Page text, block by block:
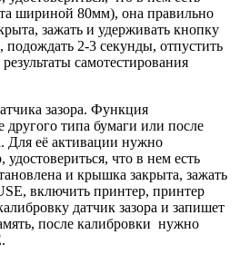
шириной 80мм), она правильно
зажать и удерживать кнопку
2-3 секунды, отпустить
самотестирования
зазора. Функция
другого типа бумаги или после
Для её активации нужно
что в нем есть
и крышка закрыта, зажать
включить принтер, принтер
датчик зазора и запишет
после калибровки нужно